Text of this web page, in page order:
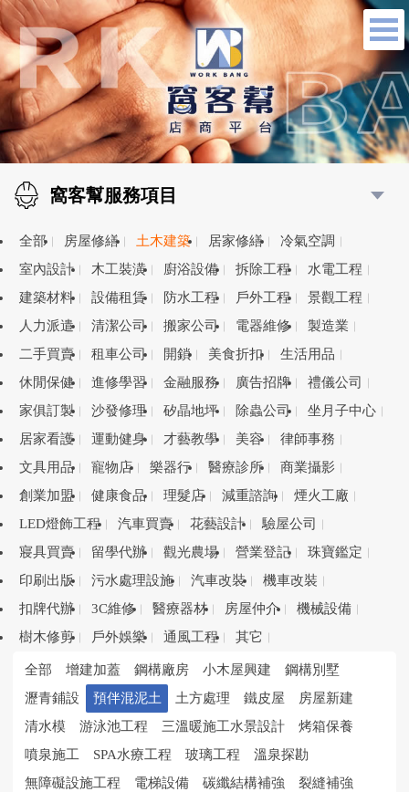
窩客幫服務項目
全部 房屋修繕 土木建築 居家修繕
冷氣空調
室內設計
木工裝潢 廚浴設備 拆除工程
水電工程
建築材料
設備租賃 防水工程 戶外工程
景觀工程
人力派遣
清潔公司 搬家公司 電器維修
製造業
二手買賣
租車公司 開鎖 美食折扣
生活用品
休閒保健
進修學習 金融服務 廣告招牌
禮儀公司
家俱訂製
沙發修理 矽晶地坪 除蟲公司
坐月子中心
居家看護
運動健身 才藝教學 美容
律師事務
文具用品
寵物店 樂器行 醫療診所
商業攝影
創業加盟
健康食品 理髮店 減重諮詢
煙火工廠
LED燈飾工程
汽車買賣 花藝設計
驗屋公司
寢具買賣
留學代辦 觀光農場 營業登記
珠寶鑑定
印刷出版
污水處理設施 汽車改裝
機車改裝
扣牌代辦
3C維修 醫療器材 房屋仲介
機械設備
樹木修剪
戶外娛樂 通風工程 其它
全部 增建加蓋 鋼構廠房 小木屋興建
鋼構別墅
瀝青鋪設
預伴混泥土 土方處理 鐵皮屋
房屋新建
清水模
游泳池工程 三溫暖施工水景設計
烤箱保養
噴泉施工
SPA水療工程 玻璃工程
溫泉探勘
無障礙設施工程
電梯設備 碳纖結構補強
裂縫補強